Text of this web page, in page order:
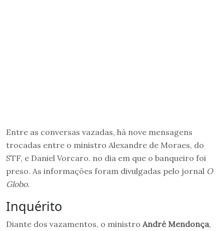
Entre as conversas vazadas, há nove mensagens
trocadas entre o ministro Alexandre de Moraes, do
STF, e Daniel Vorcaro. no dia em que o banqueiro foi
preso. As informações foram divulgadas pelo jornal O
Globo.
Inquérito
Diante dos vazamentos, o ministro André Mendonça,